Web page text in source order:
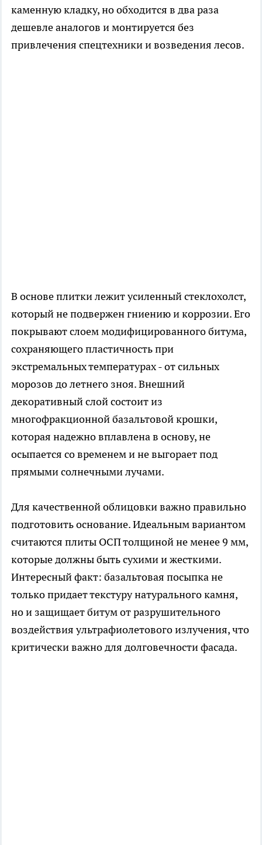
каменную кладку, но обходится в два раза
дешевле аналогов и монтируется без
привлечения спецтехники и возведения лесов.
В основе плитки лежит усиленный стеклохолст,
который не подвержен гниению и коррозии. Его
покрывают слоем модифицированного битума,
сохраняющего пластичность при
экстремальных температурах - от сильных
морозов до летнего зноя. Внешний
декоративный слой состоит из
многофракционной базальтовой крошки,
которая надежно вплавлена в основу, не
осыпается со временем и не выгорает под
прямыми солнечными лучами.
Для качественной облицовки важно правильно
подготовить основание. Идеальным вариантом
считаются плиты ОСП толщиной не менее 9 мм,
которые должны быть сухими и жесткими.
Интересный факт: базальтовая посыпка не
только придает текстуру натурального камня,
но и защищает битум от разрушительного
воздействия ультрафиолетового излучения, что
критически важно для долговечности фасада.